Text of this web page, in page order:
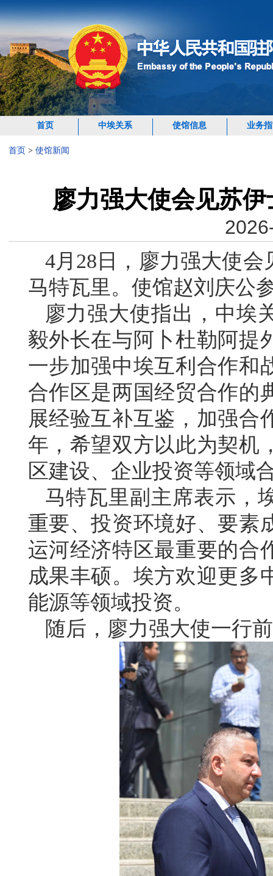
首页 中埃关系 使馆信息 业务
首页 > 使馆新闻
廖力强大使会见苏
4月28日，廖力强大使
马特瓦里。使馆赵刘庆公
廖力强大使指出，中埃
毅外长在与阿卜杜勒阿提
一步加强中埃互利合作和
合作区是两国经贸合作的
展经验互补互鉴，加强合
年，希望双方以此为契机
区建设、企业投资等领域
马特瓦里副主席表示，
重要、投资环境好、要素
运河经济特区最重要的合
成果丰硕。埃方欢迎更多
能源等领域投资。
随后，廖力强大使一行